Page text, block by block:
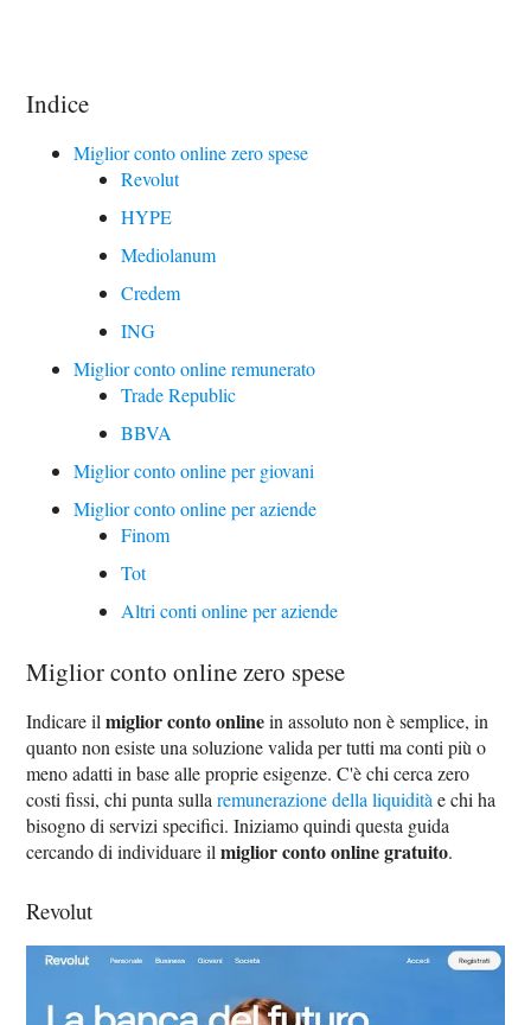
Indice
Miglior conto online zero spese
Revolut
HYPE
Mediolanum
Credem
ING
Miglior conto online remunerato
Trade Republic
BBVA
Miglior conto online per giovani
Miglior conto online per aziende
Finom
Tot
Altri conti online per aziende
Miglior conto online zero spese
Indicare ilmiglior conto onlinein assoluto non è semplice, in
quanto non esiste una soluzione valida per tutti ma conti più o
meno adatti in base alle proprie esigenze. C'è chi cerca zero
costi fissi, chi punta sullaremunerazione della liquidità e chi ha
bisogno di servizi specifici. Iniziamo quindi questa guida
cercando di individuare ilmiglior conto online gratuito.
Revolut